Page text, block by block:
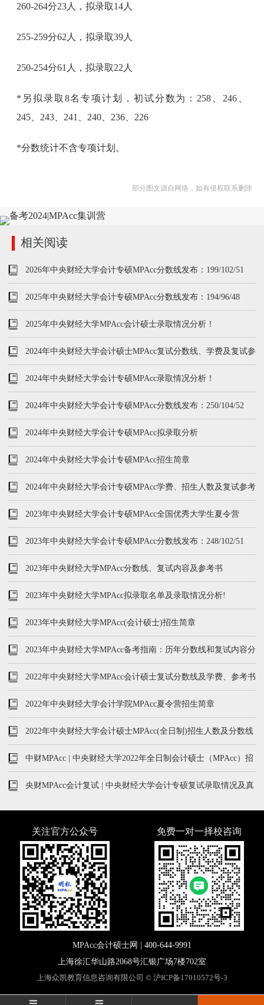
260-264分23人，拟录取14人
255-259分62人，拟录取39人
250-254分61人，拟录取22人
*另拟录取8名专项计划，初试分数为：258、246、
245、243、241、240、236、226
*分数统计不含专项计划。
部分图文源自网络，如有侵权联系删除
相关阅读
2026年中央财经大学会计专硕MPAcc分数线发布：199/102/51
2025年中央财经大学会计专硕MPAcc分数线发布：194/96/48
2025年中央财经大学MPAcc会计硕士录取情况分析！
2024年中央财经大学会计硕士MPAcc复试分数线、学费及复试参
考书
2024年中央财经大学会计专硕MPAcc录取情况分析！
2024年中央财经大学会计专硕MPAcc分数线发布：250/104/52
2024年中央财经大学会计专硕MPAcc拟录取分析
2024年中央财经大学会计专硕MPAcc招生简章
2024年中央财经大学会计专硕MPAcc学费、招生人数及复试参考
书
2023年中央财经大学会计专硕MPAcc全国优秀大学生夏令营
2023年中央财经大学会计专硕MPAcc分数线发布：248/102/51
2023年中央财经大学MPAcc分数线、复试内容及参考书
2023年中央财经大学MPAcc拟录取名单及录取情况分析!
2023年中央财经大学MPAcc(会计硕士)招生简章
2023年中央财经大学MPAcc备考指南：历年分数线和复试内容分
析
2022年中央财经大学MPAcc会计硕士复试分数线及学费、参考书
2022年中央财经大学会计学院MPAcc夏令营招生简章
2022年中央财经大学会计硕士MPAcc(全日制)招生人数及分数线
中财MPAcc | 中央财经大学2022年全日制会计硕士（MPAcc）招
生简章
央财MPAcc会计复试 | 中央财经大学会计专硕复试录取情况及真
题汇总
关注官方公众号 免费一对一择校咨询
MPAcc会计硕士网 | 400-644-9991
上海徐汇华山路2068号汇银广场7楼702室
上海众凯教育信息咨询有限公司 © 沪ICP备17010572号-3